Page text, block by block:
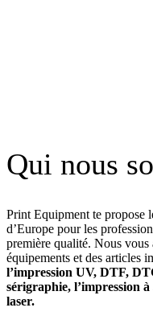
Qui nous
Print Equipment te propose
d’Europe pour les
première qualité. Nous vous
équipements et des articles
l’impression UV, DTF,
sérigraphie, l’impression
laser.